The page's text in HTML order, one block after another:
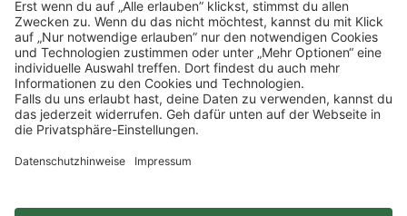
Klickehier, um alle offenen Jobs zu sehen.
Impressum Datenschutz
Privatsphäre-Einstellungen
FAQ
Veranstaltungen
Sitemap